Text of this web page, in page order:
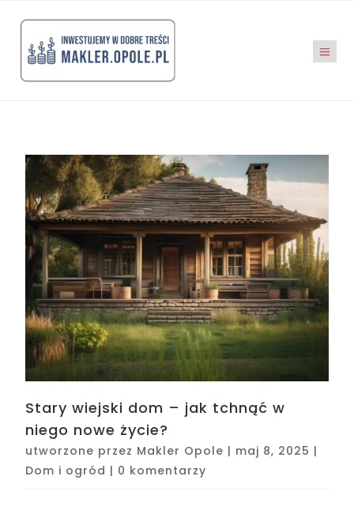
Stary wiejski dom – jak tchnąć w
niego nowe życie?
utworzone przez Makler Opole | maj 8, 2025 |
Dom i ogród | 0 komentarzy